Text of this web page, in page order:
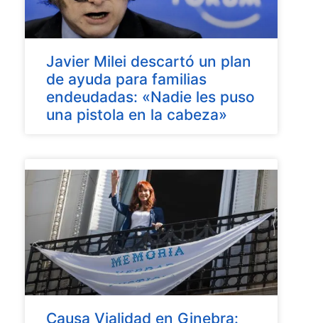
Javier Milei descartó un plan
de ayuda para familias
endeudadas: «Nadie les puso
una pistola en la cabeza»
Causa Vialidad en Ginebra: